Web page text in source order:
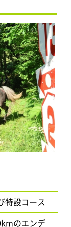
特設コース
のエンデ